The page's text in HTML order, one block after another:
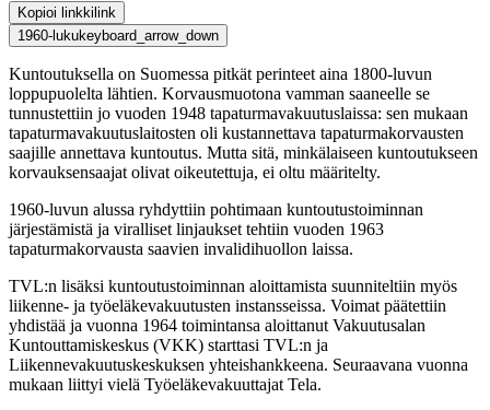
Kopioi linkkilink
1960-lukukeyboard_arrow_down
Kuntoutuksella on Suomessa pitkät perinteet aina 1800-luvun
loppupuolelta lähtien. Korvausmuotona vamman saaneelle se
tunnustettiin jo vuoden 1948 tapaturmavakuutuslaissa: sen mukaan
tapaturmavakuutuslaitosten oli kustannettava tapaturmakorvausten
saajille annettava kuntoutus. Mutta sitä, minkälaiseen kuntoutukseen
korvauksensaajat olivat oikeutettuja, ei oltu määritelty.
1960-luvun alussa ryhdyttiin pohtimaan kuntoutustoiminnan
järjestämistä ja viralliset linjaukset tehtiin vuoden 1963
tapaturmakorvausta saavien invalidihuollon laissa.
TVL:n lisäksi kuntoutustoiminnan aloittamista suunniteltiin myös
liikenne- ja työeläkevakuutusten instansseissa. Voimat päätettiin
yhdistää ja vuonna 1964 toimintansa aloittanut Vakuutusalan
Kuntouttamiskeskus (VKK) starttasi TVL:n ja
Liikennevakuutuskeskuksen yhteishankkeena. Seuraavana vuonna
mukaan liittyi vielä Työeläkevakuuttajat Tela.